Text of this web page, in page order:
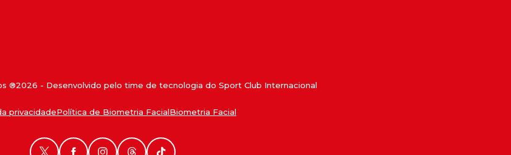
®2026 - Desenvolvido pelo time de tecnologia do Sport Club Internacional
privacidadePolítica de Biometria FacialBiometria Facial